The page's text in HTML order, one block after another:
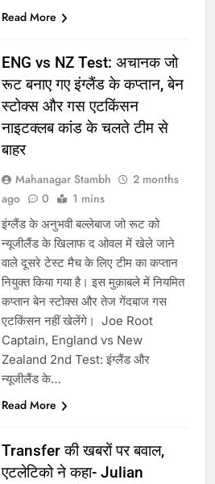
Read More
ENG vs NZ Test: अचानक जो
रूट बनाए गए इंग्लैंड के कप्तान, बेन
स्टोक्स और गस एटकिंसन
नाइटक्लब कांड के चलते टीम से
बाहर
Mahanagar Stambh
2 months
ago
0 1 mins
इंग्लैंड के अनुभवी बल्लेबाज जो रूट को
न्यूजीलैंड के खिलाफ द ओवल में खेले जाने
वाले दूसरे टेस्ट मैच के लिए टीम का कप्तान
नियुक्त किया गया है। इस मुक़ाबले में नियमित
कप्तान बेन स्टोक्स और तेज गेंदबाज गस
एटकिंसन नहीं खेलेंगे। Joe Root
Captain, England vs New
Zealand 2nd Test: इंग्लैंड और
न्यूजीलैंड के…
Read More
Transfer की खबरों पर बवाल,
एटलेटिको ने कहा- Julian